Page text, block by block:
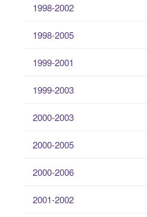
1998-2002
1998-2005
1999-2001
1999-2003
2000-2003
2000-2005
2000-2006
2001-2002